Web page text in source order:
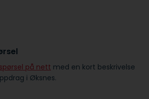
på nett med en kort beskrivelse
i Øksnes.